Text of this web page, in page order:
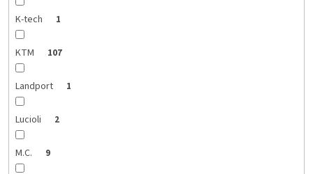
K-tech 1
KTM 107
Landport 1
Lucioli 2
M.C. 9